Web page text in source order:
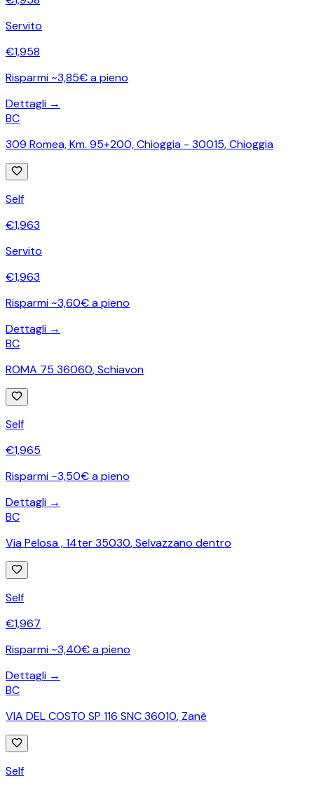
Servito
€1,958
Risparmi ~3,85€ a pieno
Dettagli →
BC
309 Romea, Km. 95+200, Chioggia - 30015,Chioggia
Self
€1,963
Servito
€1,963
Risparmi ~3,60€ a pieno
Dettagli →
BC
ROMA 75 36060,Schiavon
Self
€1,965
Risparmi ~3,50€ a pieno
Dettagli →
BC
Via Pelosa , 14ter 35030,Selvazzano dentro
Self
€1,967
Risparmi ~3,40€ a pieno
Dettagli →
BC
VIA DEL COSTO SP 116 SNC 36010, Zanè
Self